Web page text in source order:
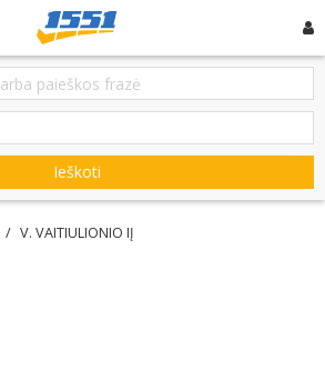
Ieškoti
V. VAITIULIONIO IĮ